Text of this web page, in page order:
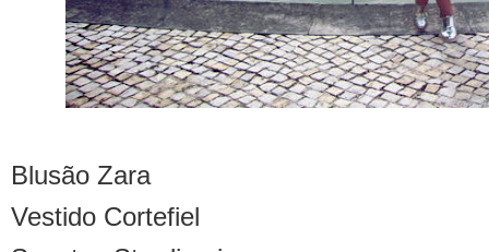
Blusão Zara
Vestido Cortefiel